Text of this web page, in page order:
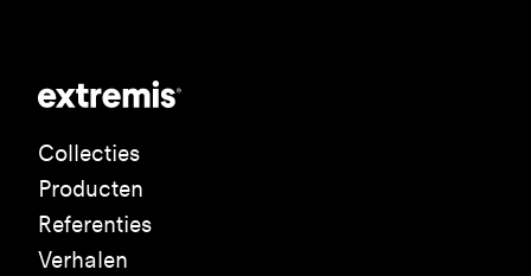
Collecties
Producten
Referenties
Verhalen